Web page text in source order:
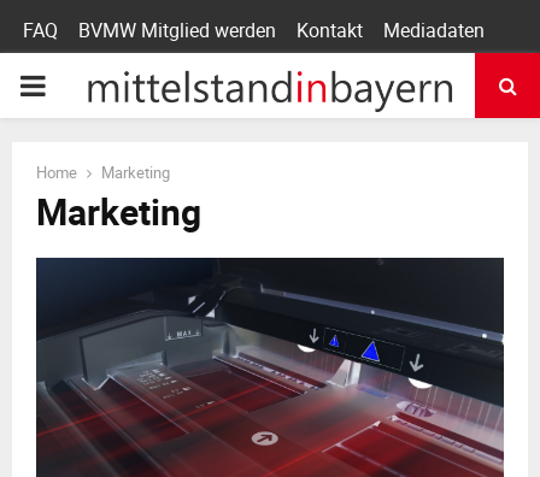
FAQ BVMW Mitglied werden Kontakt Mediadaten
P
A
R
Home Marketing
Marketing